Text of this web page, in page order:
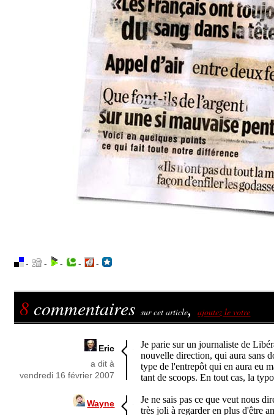
- - - - -
8 commentairessur cet article,ajoutez le votre
Eric
a dit à
vendredi 16 février 2007
Je parie sur un journaliste de
nouvelle direction, qui aura sans
type de l'entrepôt qui en aura eu
tant de scoops. En tout cas, la
Wayne
Je ne sais pas ce que veut nous
très joli à regarder en plus d'être